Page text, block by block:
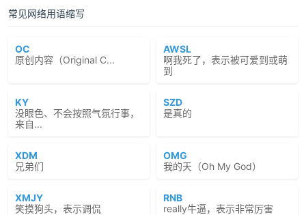
常见网络用语缩写
OC
原创内容（Original C...
AWSL
啊我死了，表示被可爱到或萌
到
KY
没眼色、不会按照气氛行事，
来自...
SZD
是真的
XDM
兄弟们
OMG
我的天（Oh My God）
XMJY
笑摸狗头，表示调侃
RNB
really牛逼，表示非常厉害